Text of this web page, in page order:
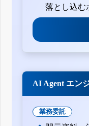
落とし込む
AI Agent エン
業務委託